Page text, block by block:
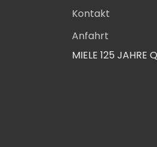
Kontakt
Anfahrt
MIELE 125 JAHRE